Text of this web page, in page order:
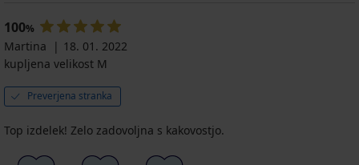
100%
Martina
18. 01. 2022
kupljena velikost M
Preverjena stranka
Top izdelek! Zelo zadovoljna s kakovostjo.